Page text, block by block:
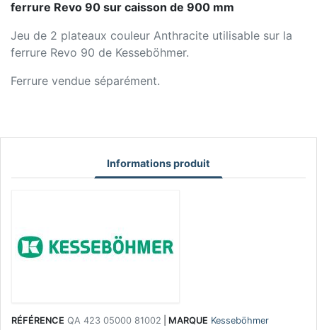
ferrure Revo 90 sur caisson de 900 mm
Jeu de 2 plateaux couleur Anthracite utilisable sur la
ferrure Revo 90 de Kesseböhmer.
Ferrure vendue séparément.
Informations produit
RÉFÉRENCE QA 423 05000 81002 MARQUE Kesseböhmer